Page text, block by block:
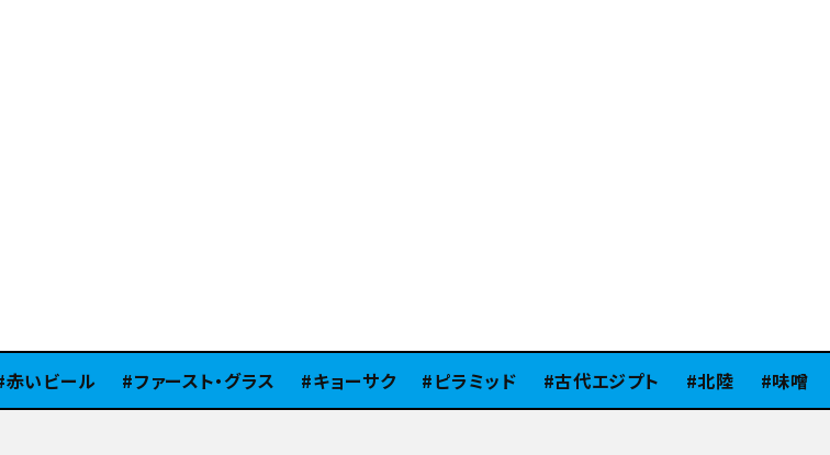
ビール ファースト・グラス キョーサク ピラミッド 古代エジプト 北陸 味噌